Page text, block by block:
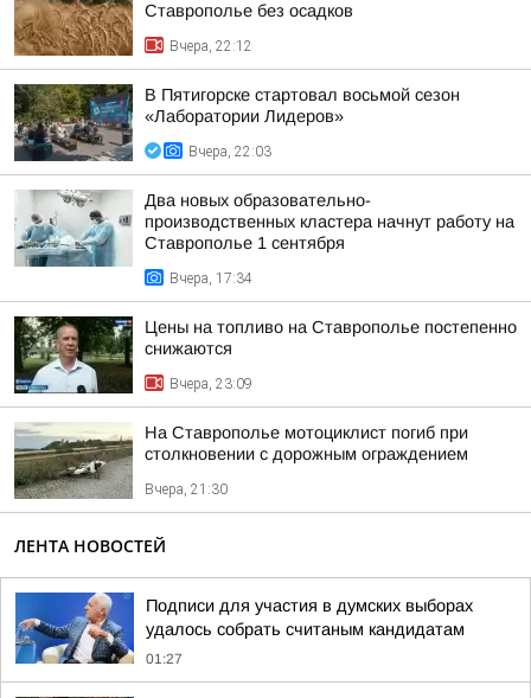
Ставрополье без осадков
Вчера, 22:12
В Пятигорске стартовал восьмой сезон
«Лаборатории Лидеров»
Вчера, 22:03
Два новых образовательно-
производственных кластера начнут работу на
Ставрополье 1 сентября
Вчера, 17:34
Цены на топливо на Ставрополье постепенно
снижаются
Вчера, 23:09
На Ставрополье мотоциклист погиб при
столкновении с дорожным ограждением
Вчера, 21:30
ЛЕНТА НОВОСТЕЙ
Подписи для участия в думских выборах
удалось собрать считаным кандидатам
01:27